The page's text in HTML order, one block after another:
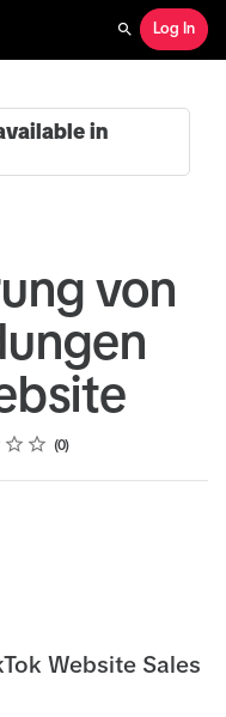
Search
Log In
in
von
0
Website Sales